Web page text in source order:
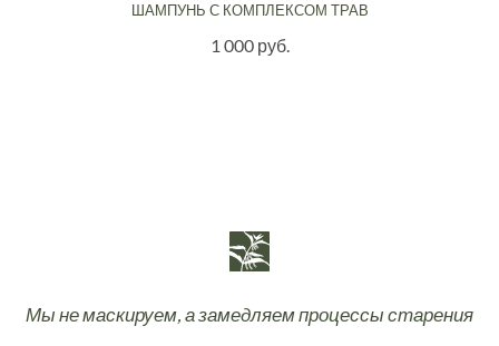
ШАМПУНЬ С КОМПЛЕКСОМ ТРАВ
1 000 руб.
Мы не маскируем, а замедляем процессы старения